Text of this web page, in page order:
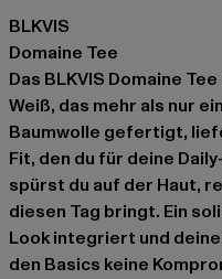
BLKVIS
Domaine Tee
Das BLKVIS Domaine
Weiß, das mehr als nur
Baumwolle gefertigt,
Fit, den du für deine
spürst du auf der Haut,
diesen Tag bringt. Ein
Look integriert und
den Basics keine